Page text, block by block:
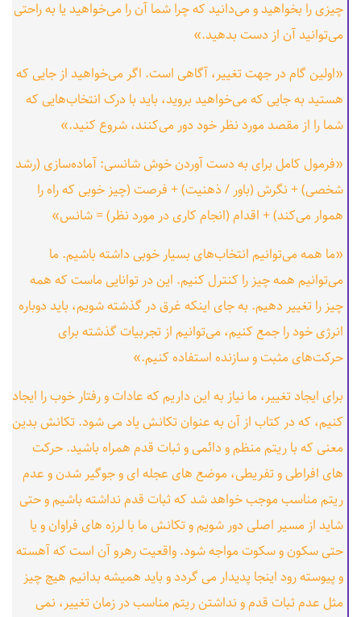
چیزی را بخواهید و می‌دانید که چرا شما آن را می‌خواهید یا به راحتی
می‌توانید آن از دست بدهید.»
«اولین گام در جهت تغییر، آگاهی است. اگر می‌خواهید از جایی که
هستید به جایی که می‌خواهید بروید، باید با درک انتخاب‌هایی که
شما را از مقصد مورد نظر خود دور می‌کنند، شروع کنید.»
«فرمول کامل برای به دست آوردن خوش شانسی: آماده‌سازی (رشد
شخصی) + نگرش (باور / ذهنیت) + فرصت (چیز خوبی که راه را
هموار می‌کند) + اقدام (انجام کاری در مورد نظر) = شانس»
«ما همه می‌توانیم انتخاب‌های بسیار خوبی داشته باشیم. ما
می‌توانیم همه چیز را کنترل کنیم. این در توانایی ماست که همه
چیز را تغییر دهیم. به جای اینکه غرق در گذشته شویم، باید دوباره
انرژی خود را جمع کنیم، می‌توانیم از تجربیات گذشته برای
حرکت‌های مثبت و سازنده استفاده کنیم.»
برای ایجاد تغییر، ما نیاز به این داریم که عادات و رفتار خوب را ایجاد
کنیم، که در کتاب از آن به عنوان تکانش یاد می شود. تکانش بدین
معنی که با ریتم منظم و دائمی و ثبات قدم همراه باشید. حرکت
های افراطی و تفریطی، موضع های عجله ای و جوگیر شدن و عدم
ریتم مناسب موجب خواهد شد که ثبات قدم نداشته باشیم و حتی
شاید از مسیر اصلی دور شویم و تکانش ما با لرزه های فراوان و یا
حتی سکون و سکوت مواجه شود. واقعیت رهرو آن است که آهسته
و پیوسته رود اینجا پدیدار می گردد و باید همیشه بدانیم هیچ چیز
مثل عدم ثبات قدم و نداشتن ریتم مناسب در زمان تغییر، نمی